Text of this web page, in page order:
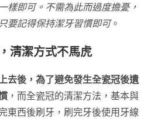
樣即可。不需為此而過度擔憂，
要記得保持潔牙習慣即可。
清潔方式不馬虎
去後，為了避免發生全瓷冠後遺
，而全瓷冠的清潔方法，基本與
東西後刷牙，刷完牙後使用牙線